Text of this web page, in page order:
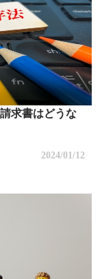
求書はどうな
2024/01/12